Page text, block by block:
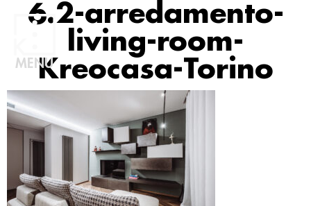
MENU
6.2-arredamento-
living-room-
Kreocasa-Torino